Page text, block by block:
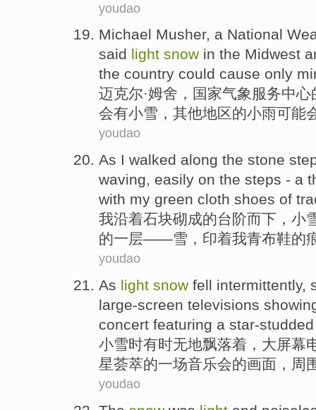
youdao
Michael Musher, a National
said light snow in the Midwest
the country could cause only
迈克尔·姆舍 ， 国家气象 服务中心
会有小雪 ， 其他地区的小雨可能
youdao
As I walked along the stone
waving, easily on the steps - a
with my green cloth shoes of
我沿着石块砌成的台阶而下， 小
的一层——雪 ， 印着我青布鞋的
youdao
As light snow fell intermittently,
large-screen televisions
concert featuring a star-studded
小雪时有时无地飘落着，大屏幕
星荟萃的一场音乐会的画面， 周
youdao